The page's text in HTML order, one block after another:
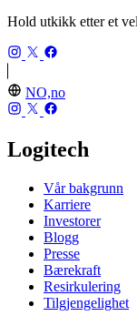
Hold utkikk etter et
NO,no
Logitech
Vår bakgrunn
Karriere
Investorer
Blogg
Presse
Bærekraft
Resirkulering
Tilgjengelighet